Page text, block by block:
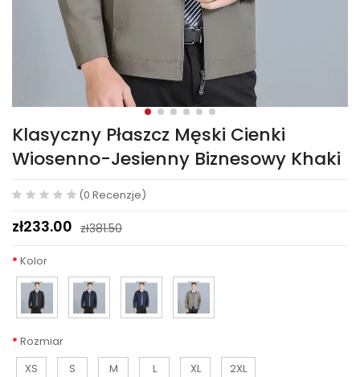
Klasyczny Płaszcz Męski Cienki
Wiosenno-Jesienny Biznesowy Khaki
(0 Recenzje)
zł233.00 zł381.50
Kolor
Rozmiar
XS
S M L XL 2XL